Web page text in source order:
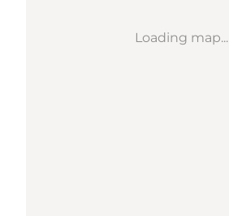
Loading map...